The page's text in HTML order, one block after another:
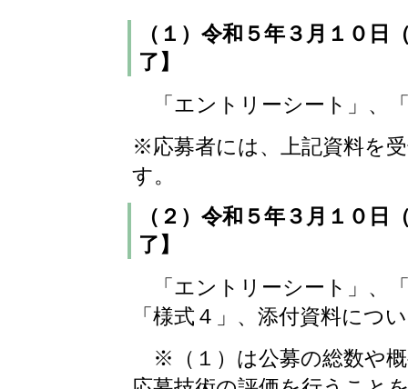
（１）令和５年３月１０日
了】
「エントリーシート」、
※応募者には、上記資料を
す。
（２）令和５年３月１０日
了】
「エントリーシート」、
「様式４」、添付資料につ
※（１）は公募の総数や概